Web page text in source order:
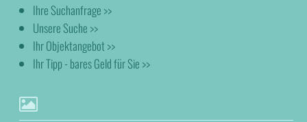
Ihre Suchanfrage >>
Unsere Suche >>
Ihr Objektangebot >>
Ihr Tipp - bares Geld für Sie >>